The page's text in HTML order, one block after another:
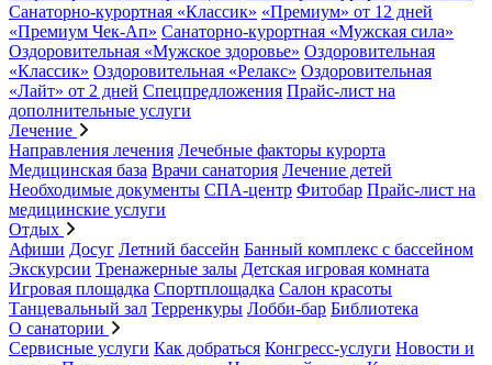
Санаторно-курортная «Классик» «Премиум» от 12 дней
«Премиум Чек-Ап» Санаторно-курортная «Мужская сила»
Оздоровительная «Мужское здоровье» Оздоровительная
«Классик» Оздоровительная «Релакс» Оздоровительная
«Лайт» от 2 дней Спецпредложения Прайс-лист на
дополнительные услуги
Лечение
Направления лечения Лечебные факторы курорта
Медицинская база Врачи санатория Лечение детей
Необходимые документы СПА-центр Фитобар Прайс-лист на
медицинские услуги
Отдых
Афиши Досуг Летний бассейн Банный комплекс с бассейном
Экскурсии Тренажерные залы Детская игровая комната
Игровая площадка Спортплощадка Салон красоты
Танцевальный зал Терренкуры Лобби-бар Библиотека
О санатории
Сервисные услуги Как добраться Конгресс-услуги Новости и